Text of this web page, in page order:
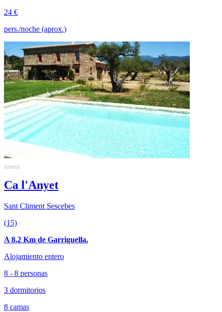
24 €
pers./noche (aprox.)
Ca l'Anyet
Sant Climent Sescebes
(15)
A 8.2 Km de Garriguella.
Alojamiento entero
8 - 8 personas
3 dormitorios
8 camas